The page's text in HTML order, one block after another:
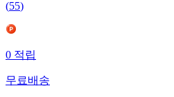
(55)
0 적립
무료배송